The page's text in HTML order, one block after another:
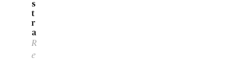
s
t
r
a
R
e